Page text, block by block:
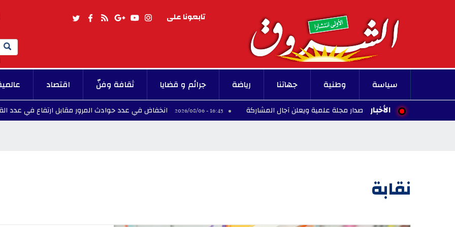
تابعونا على
Search
سياسة وطنية جهاتنا رياضة جرائم و قضايا ثقافة وفنّ اقتصاد
الأخبار
الزهراء" يقرر إصدار مجلة علمية ويعلن آجال المشاركة 16:43 - 2026/08/06 انخفاض في عدد حوادث المرور مقابل ارتفاع في عدد القتلى 16:20 - 2026/08/06
نقابة